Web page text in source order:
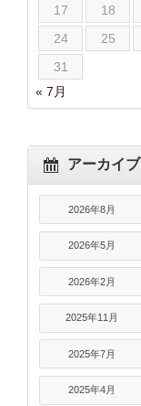
17
18
24
25
31
« 7月
アーカイブ
2026年8月
2026年5月
2026年2月
2025年11月
2025年7月
2025年4月